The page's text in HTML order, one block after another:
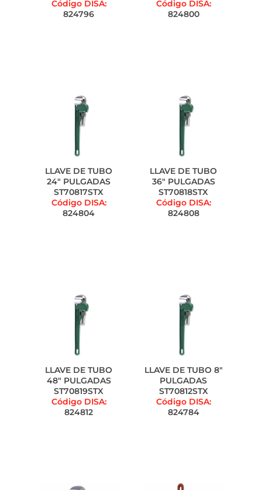
Código DISA:
824796
Código DISA:
824800
LLAVE DE TUBO
24" PULGADAS
ST70817STX
Código DISA:
824804
LLAVE DE TUBO
36" PULGADAS
ST70818STX
Código DISA:
824808
LLAVE DE TUBO
48" PULGADAS
ST70819STX
Código DISA:
824812
LLAVE DE TUBO 8"
PULGADAS
ST70812STX
Código DISA:
824784